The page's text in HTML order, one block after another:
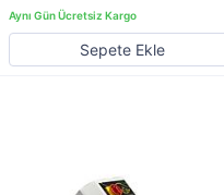
Sepete Ekle